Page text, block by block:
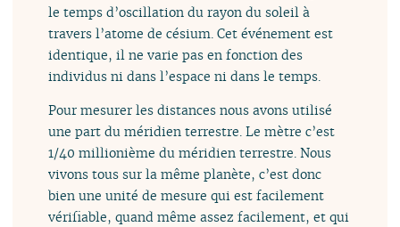
le temps d’oscillation du rayon du soleil à
travers l’atome de césium. Cet événement est
identique, il ne varie pas en fonction des
individus ni dans l’espace ni dans le temps.
Pour mesurer les distances nous avons utilisé
une part du méridien terrestre. Le mètre c’est
1/40 millionième du méridien terrestre. Nous
vivons tous sur la même planète, c’est donc
bien une unité de mesure qui est facilement
vérifiable, quand même assez facilement, et qui